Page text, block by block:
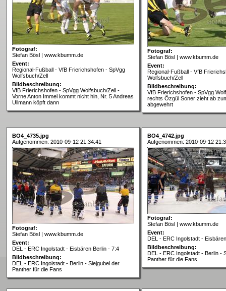
Fotograf:
Stefan Bösl | www.kbumm.de
Event:
Regional-Fußball - VfB Frierichshofen - SpVgg
Wolfsbuch/Zell
Bildbeschreibung:
VfB Frierichshofen - SpVgg Wolfsbuch/Zell -
Vorne Anton Immel kommt nicht hin, Nr. 5 Andreas
Ullmann köpft dann
Fotograf:
Stefan Bösl | www.kbumm.de
Event:
Regional-Fußball - VfB
Wolfsbuch/Zell
Bildbeschreibung:
VfB Frierichshofen - SpVgg
rechts Özgül Soner zieht ab
abgewehrt
BO4_4735.jpg
Aufgenommen: 2010-09-12 21:34:41
Fotograf:
Stefan Bösl | www.kbumm.de
Event:
DEL - ERC Ingolstadt - Eisbären Berlin - 7:4
Bildbeschreibung:
DEL - ERC Ingolstadt - Berlin - Siejgubel der
Panther für die Fans
BO4_4742.jpg
Aufgenommen: 2010-09-12
Fotograf:
Stefan Bösl | www.kbumm.de
Event:
DEL - ERC Ingolstadt -
Bildbeschreibung:
DEL - ERC Ingolstadt - Berlin -
Panther für die Fans